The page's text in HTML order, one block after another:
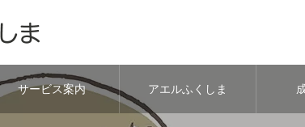
サービス案内 アエルふくしま